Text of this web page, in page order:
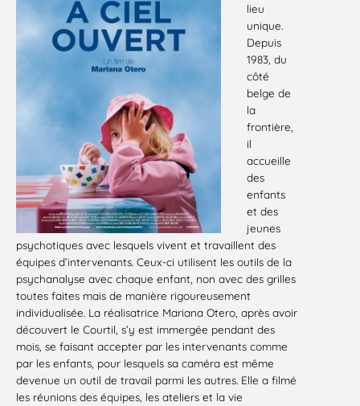
lieu
unique.
Depuis
1983, du
côté
belge de
la
frontière,
il
accueille
des
enfants
et des
jeunes
psychotiques avec lesquels vivent et travaillent des
équipes d’intervenants. Ceux-ci utilisent les outils de la
psychanalyse avec chaque enfant, non avec des grilles
toutes faites mais de manière rigoureusement
individualisée. La réalisatrice Mariana Otero, après avoir
découvert le Courtil, s’y est immergée pendant des
mois, se faisant accepter par les intervenants comme
par les enfants, pour lesquels sa caméra est même
devenue un outil de travail parmi les autres. Elle a filmé
les réunions des équipes, les ateliers et la vie